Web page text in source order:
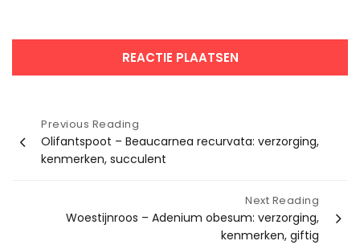
Bericht
navigatie
Previous Reading
Olifantspoot – Beaucarnea recurvata: verzorging,
kenmerken, succulent
Next Reading
Woestijnroos – Adenium obesum: verzorging,
kenmerken, giftig